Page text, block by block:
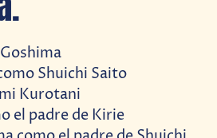
Shuichi Saito
Kurotani
el padre de Kirie